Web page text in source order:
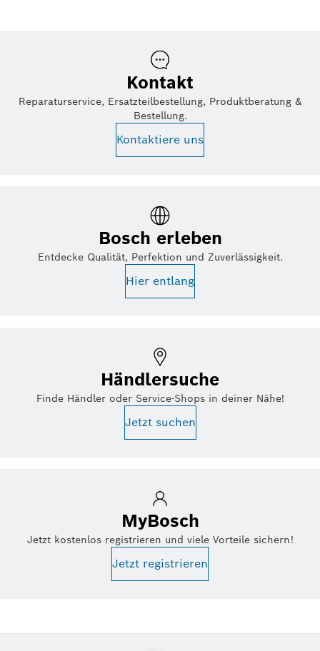
Kontakt
Reparaturservice, Ersatzteilbestellung, Produktberatung &
Bestellung.
Kontaktiere uns
Bosch erleben
Entdecke Qualität, Perfektion und Zuverlässigkeit.
Hier entlang
Händlersuche
Finde Händler oder Service-Shops in deiner Nähe!
Jetzt suchen
MyBosch
Jetzt kostenlos registrieren und viele Vorteile sichern!
Jetzt registrieren